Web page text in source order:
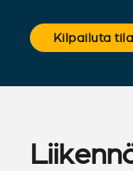
Kilpailuta